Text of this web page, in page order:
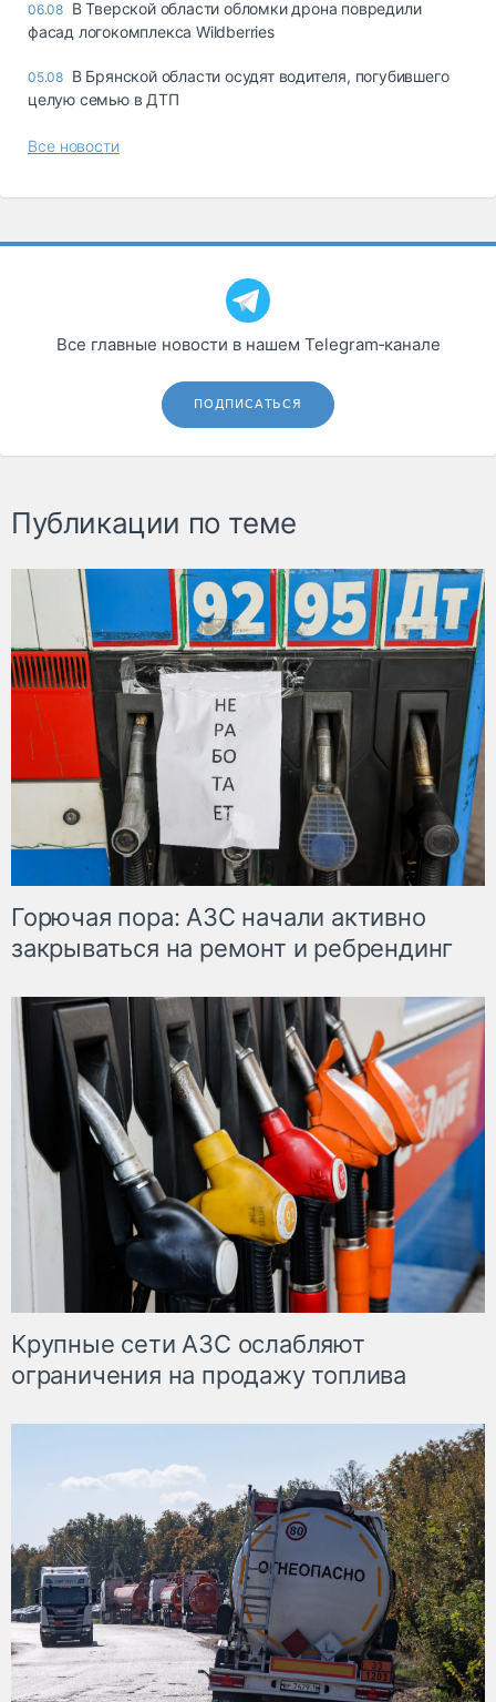
06.08 В Тверской области обломки дрона повредили
фасад логокомплекса Wildberries
05.08 В Брянской области осудят водителя, погубившего
целую семью в ДТП
Все новости
Все главные новости в нашем Telegram‑канале
ПОДПИСАТЬСЯ
Публикации по теме
Горючая пора: АЗС начали активно
закрываться на ремонт и ребрендинг
Крупные сети АЗС ослабляют
ограничения на продажу топлива